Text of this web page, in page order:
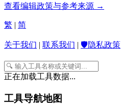
查看编辑政策与参考来源 →
繁 | 简
关于我们 | 联系我们 | 🛡️隐私政策
正在加载工具数据...
工具导航地图